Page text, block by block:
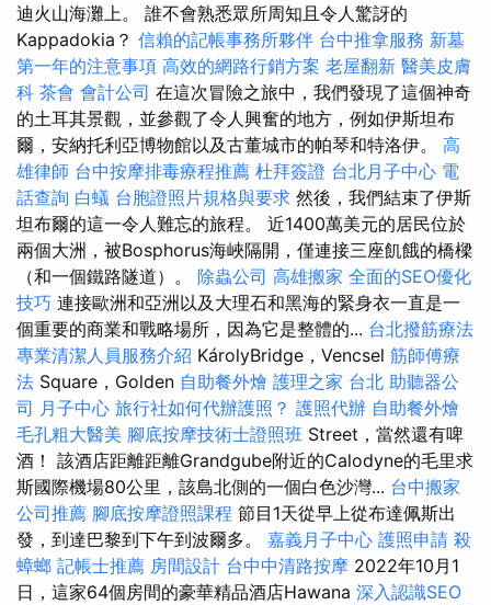
迪火山海灘上。 誰不會熟悉眾所周知且令人驚訝的
Kappadokia？ 信賴的記帳事務所夥伴 台中推拿服務 新墓
第一年的注意事項 高效的網路行銷方案 老屋翻新 醫美皮膚
科 茶會 會計公司 在這次冒險之旅中，我們發現了這個神奇
的土耳其景觀，並參觀了令人興奮的地方，例如伊斯坦布
爾，安納托利亞博物館以及古董城市的帕琴和特洛伊。 高
雄律師 台中按摩排毒療程推薦 杜拜簽證 台北月子中心 電
話查詢 白蟻 台胞證照片規格與要求 然後，我們結束了伊斯
坦布爾的這一令人難忘的旅程。 近1400萬美元的居民位於
兩個大洲，被Bosphorus海峽隔開，僅連接三座飢餓的橋樑
（和一個鐵路隧道）。 除蟲公司 高雄搬家 全面的SEO優化
技巧 連接歐洲和亞洲以及大理石和黑海的緊身衣一直是一
個重要的商業和戰略場所，因為它是整體的... 台北撥筋療法
專業清潔人員服務介紹 KárolyBridge，Vencsel 筋師傅療
法 Square，Golden 自助餐外燴 護理之家 台北 助聽器公
司 月子中心 旅行社如何代辦護照？ 護照代辦 自助餐外燴
毛孔粗大醫美 腳底按摩技術士證照班 Street，當然還有啤
酒！ 該酒店距離距離Grandgube附近的Calodyne的毛里求
斯國際機場80公里，該島北側的一個白色沙灣... 台中搬家
公司推薦 腳底按摩證照課程 節目1天從早上從布達佩斯出
發，到達巴黎到下午到波爾多。 嘉義月子中心 護照申請 殺
蟑螂 記帳士推薦 房間設計 台中中清路按摩 2022年10月1
日，這家64個房間的豪華精品酒店Hawana 深入認識SEO